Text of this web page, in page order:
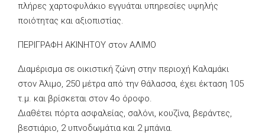
πλήρες χαρτοφυλάκιο εγγυάται υπηρεσίες υψηλής
ποιότητας και αξιοπιστίας.
ΠΕΡΙΓΡΑΦΗ ΑΚΙΝΗΤΟΥ στον ΑΛΙΜΟ
Διαμέρισμα σε οικιστική ζώνη στην περιοχή Καλαμάκι
στον Άλιμο, 250 μέτρα από την θάλασσα, έχει έκταση 105
τ.μ. και βρίσκεται στον 4ο όροφο.
Διαθέτει πόρτα ασφαλείας, σαλόνι, κουζίνα, βεράντες,
βεστιάριο, 2 υπνοδωμάτια και 2 μπάνια.